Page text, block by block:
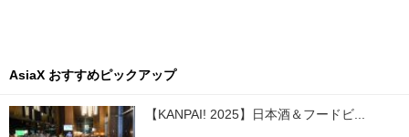
AsiaX おすすめピックアップ
【KANPAI! 2025】日本酒＆フードビ...